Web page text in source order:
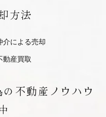
方法
介による売却
動産買取
不動産ノウハウ